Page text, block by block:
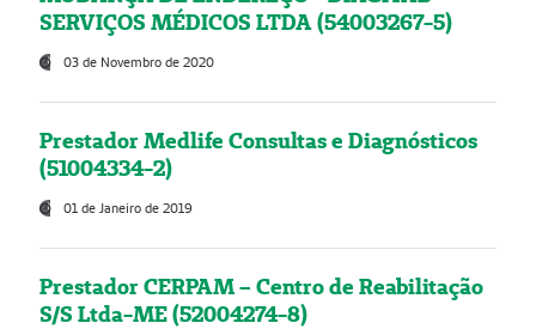
SERVIÇOS MÉDICOS LTDA (54003267-5)
03 de Novembro de 2020
Prestador Medlife Consultas e Diagnósticos
(51004334-2)
01 de Janeiro de 2019
Prestador CERPAM – Centro de Reabilitação
S/S Ltda-ME (52004274-8)